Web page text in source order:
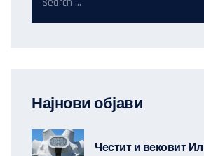
Најнови објави
Честит и вековит